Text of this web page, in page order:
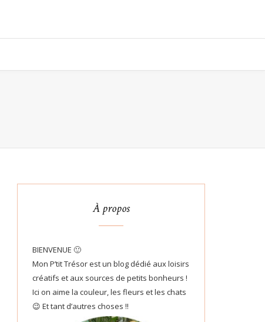
À propos
BIENVENUE 🙂
Mon P’tit Trésor est un blog dédié aux loisirs
créatifs et aux sources de petits bonheurs !
Ici on aime la couleur, les fleurs et les chats
😉 Et tant d’autres choses !!